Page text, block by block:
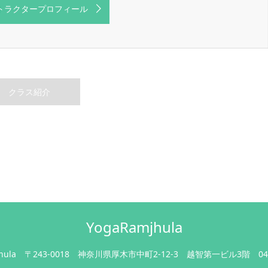
ラクタープロフィール
クラス紹介
YogaRamjhula
〒243-0018 神奈川県厚木市中町2-12-3 越智第一ビル3階